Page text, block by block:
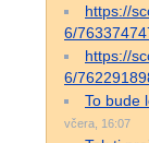
https://
6/
https://
6/
To bude
včera, 16:07